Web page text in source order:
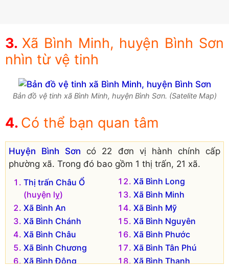
Xã Bình Minh, huyện Bình Sơn
nhìn từ vệ tinh
Bản đồ vệ tinh xã Bình Minh, huyện Bình Sơn. (Satelite Map)
Có thể bạn quan tâm
Huyện Bình Sơn có 22 đơn vị hành chính cấp
phường xã. Trong đó bao gồm 1 thị trấn, 21 xã.
Thị trấn Châu Ổ
(huyện lỵ)
Xã Bình An
Xã Bình Chánh
Xã Bình Châu
Xã Bình Chương
Xã Bình Đông
Xã Bình Long
Xã Bình Minh
Xã Bình Mỹ
Xã Bình Nguyên
Xã Bình Phước
Xã Bình Tân Phú
Xã Bình Thanh